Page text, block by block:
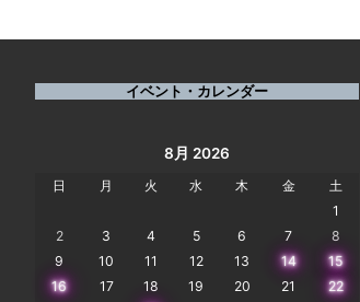
イベント・カレンダー
8月 2026
日 月 火 水 木 金
土
1
2
3 4 5 6 7
8
9
10 11 12 13 14
15
16
17 18 19 20 21
22